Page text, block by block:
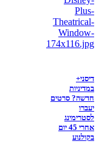
דיסני+
במדיניות
חדשה? סרטים
יעברו
לסטרימינג
אחרי 45 יום
בקולנוע